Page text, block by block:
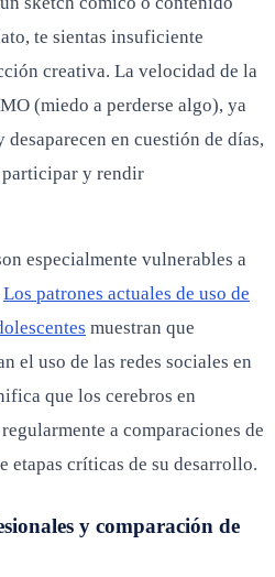
te sientas insuficiente
creativa. La velocidad de la
(miedo a perderse algo), ya
en cuestión de días,
participar y rendir
especialmente vulnerables a
Los patrones actuales de uso de
muestran que
el uso de las redes sociales en
que los cerebros en
a comparaciones de
etapas críticas de su desarrollo.
y comparación de